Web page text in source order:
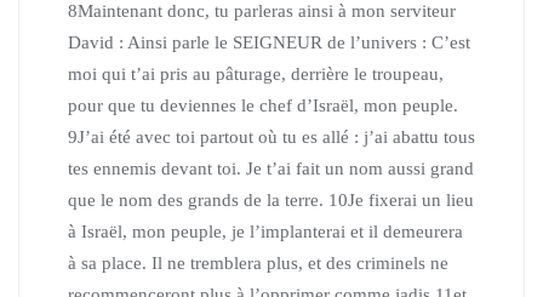
8Maintenant donc, tu parleras ainsi à mon serviteur
David : Ainsi parle le SEIGNEUR de l’univers : C’est
moi qui t’ai pris au pâturage, derrière le troupeau,
pour que tu deviennes le chef d’Israël, mon peuple.
9J’ai été avec toi partout où tu es allé : j’ai abattu tous
tes ennemis devant toi. Je t’ai fait un nom aussi grand
que le nom des grands de la terre. 10Je fixerai un lieu
à Israël, mon peuple, je l’implanterai et il demeurera
à sa place. Il ne tremblera plus, et des criminels ne